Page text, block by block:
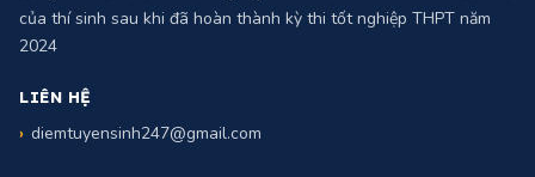
sinh cần đạt được để được tuyển vào một trường đại học hoặc cao
đẳng. Tra cứu điểm thi tốt nghiệp THPT năm 2024 và xem điểm số
2024
LIÊN HỆ